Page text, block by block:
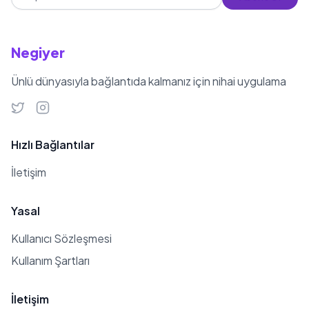
Negiyer
Ünlü dünyasıyla bağlantıda kalmanız için nihai uygulama
Hızlı Bağlantılar
İletişim
Yasal
Kullanıcı Sözleşmesi
Kullanım Şartları
İletişim